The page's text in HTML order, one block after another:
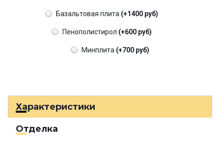
Базальтовая плита (+1400 руб)
Пенополистирол (+600 руб)
Минплита (+700 руб)
Характеристики
Отделка